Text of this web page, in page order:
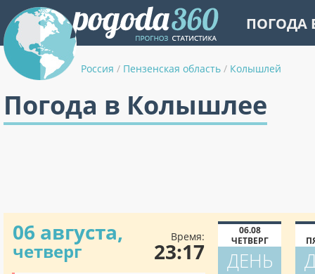
ПОГОДА
Россия / Пензенская область / Колышлей
Погода в Колышлее
06 августа,
четверг
Время:
23:17
06.08
ЧЕТВЕРГ
ДЕНЬ